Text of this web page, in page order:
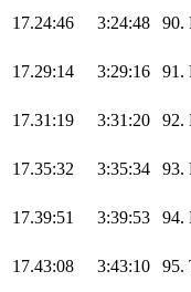
17.24:46 3:24:48 90.
17.29:14 3:29:16 91.
17.31:19 3:31:20 92.
17.35:32 3:35:34 93.
17.39:51 3:39:53 94.
17.43:08 3:43:10 95.